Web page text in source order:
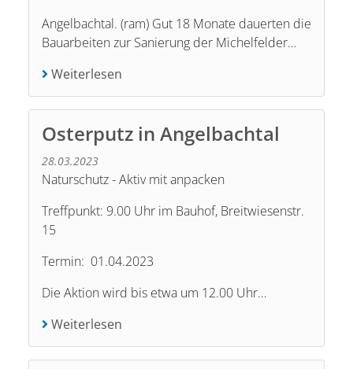
Angelbachtal. (ram) Gut 18 Monate dauerten die
Bauarbeiten zur Sanierung der Michelfelder…
Weiterlesen
Osterputz in Angelbachtal
28.03.2023
Naturschutz - Aktiv mit anpacken
Treffpunkt: 9.00 Uhr im Bauhof, Breitwiesenstr.
15
Termin: 01.04.2023
Die Aktion wird bis etwa um 12.00 Uhr…
Weiterlesen